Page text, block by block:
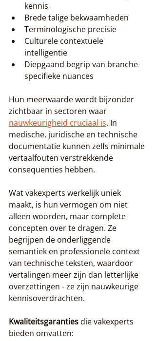
kennis
Brede talige bekwaamheden
Terminologische precisie
Culturele contextuele
intelligentie
Diepgaand begrip van branche-
specifieke nuances
Hun meerwaarde wordt bijzonder
zichtbaar in sectoren waar
nauwkeurigheid cruciaal is. In
medische, juridische en technische
documentatie kunnen zelfs minimale
vertaalfouten verstrekkende
consequenties hebben.
Wat vakexperts werkelijk uniek
maakt, is hun vermogen om niet
alleen woorden, maar complete
concepten over te dragen. Ze
begrijpen de onderliggende
semantiek en professionele context
van technische teksten, waardoor
vertalingen meer zijn dan letterlijke
overzettingen - ze zijn nauwkeurige
kennisoverdrachten.
Kwaliteitsgaranties die vakexperts
bieden omvatten: